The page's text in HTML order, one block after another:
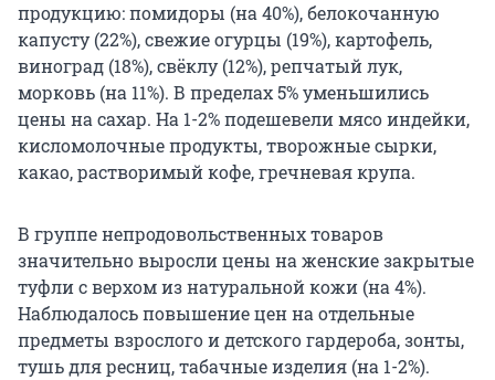
продукцию: помидоры (на 40%), белокочанную
капусту (22%), свежие огурцы (19%), картофель,
виноград (18%), свёклу (12%), репчатый лук,
морковь (на 11%). В пределах 5% уменьшились
цены на сахар. На 1-2% подешевели мясо индейки,
кисломолочные продукты, творожные сырки,
какао, растворимый кофе, гречневая крупа.
В группе непродовольственных товаров
значительно выросли цены на женские закрытые
туфли с верхом из натуральной кожи (на 4%).
Наблюдалось повышение цен на отдельные
предметы взрослого и детского гардероба, зонты,
тушь для ресниц, табачные изделия (на 1-2%).